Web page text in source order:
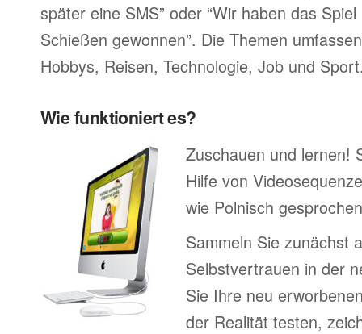
später eine SMS” oder “Wir haben das
Schießen gewonnen”. Die Themen
Hobbys, Reisen, Technologie, Job und
Wie funktioniert es?
Zuschauen und lernen!
Hilfe von
wie Polnisch
Sammeln Sie zunächst
Selbstvertrauen in der
Sie Ihre neu
der Realität testen,